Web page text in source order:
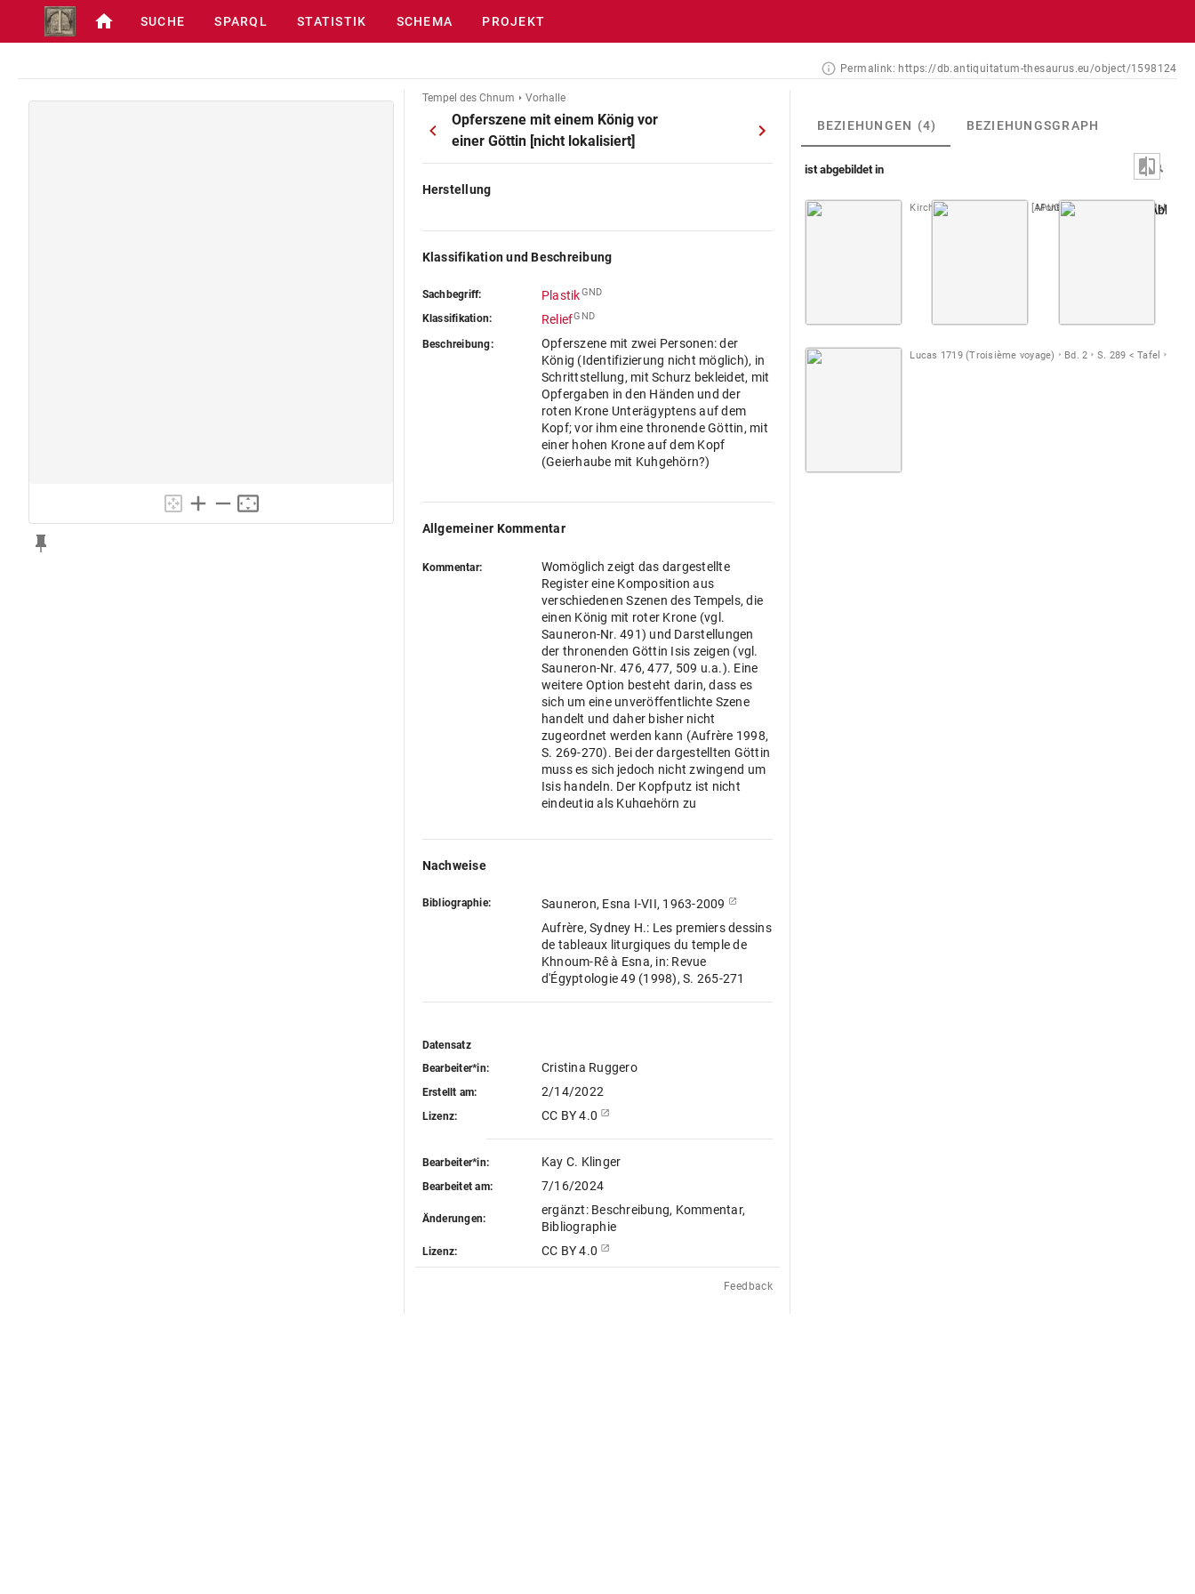
SUCHE SPARQL STATISTIK SCHEMA PROJEKT
Permalink: https://db.antiquitatum-thesaurus.eu/object/1598124
Tempel des Chnum Vorhalle
Opferszene mit einem König vor
einer Göttin [nicht lokalisiert]
Herstellung
Klassifikation und Beschreibung
Sachbegriff: PlastikGND
Klassifikation: ReliefGND
Beschreibung:
Opferszene mit zwei Personen: der
König (Identifizierung nicht möglich), in
Schrittstellung, mit Schurz bekleidet, mit
Opfergaben in den Händen und der
roten Krone Unterägyptens auf dem
Kopf; vor ihm eine thronende Göttin, mit
einer hohen Krone auf dem Kopf
(Geierhaube mit Kuhgehörn?)
Allgemeiner Kommentar
Kommentar:
Womöglich zeigt das dargestellte
Register eine Komposition aus
verschiedenen Szenen des Tempels, die
einen König mit roter Krone (vgl.
Sauneron-Nr. 491) und Darstellungen
der thronenden Göttin Isis zeigen (vgl.
Sauneron-Nr. 476, 477, 509 u.a.). Eine
weitere Option besteht darin, dass es
sich um eine unveröffentlichte Szene
handelt und daher bisher nicht
zugeordnet werden kann (Aufrère 1998,
S. 269-270). Bei der dargestellten Göttin
muss es sich jedoch nicht zwingend um
Isis handeln. Der Kopfputz ist nicht
eindeutig als Kuhgehörn zu
Uterussymbol der Göttin Tjenenet zeigen
Nachweise
Bibliographie:
Sauneron, Esna I-VII, 1963-2009
Aufrère, Sydney H.: Les premiers dessins
de tableaux liturgiques du temple de
Khnoum-Rê à Esna, in: Revue
d'Égyptologie 49 (1998), S. 265-271
Datensatz
Bearbeiter*in:
Cristina Ruggero
Erstellt am: 2/14/2022
Lizenz: CC BY 4.0
Bearbeiter*in: Kay C. Klinger
Bearbeitet am: 7/16/2024
Änderungen:
ergänzt: Beschreibung, Kommentar,
Bibliographie
Lizenz: CC BY 4.0
Feedback
BEZIEHUNGEN (4) BEZIEHUNGSGRAPH
ist abgebildet in
Kircher, Korrespondenz VI [APUG 560] Abb.
Montfaucon, Papiers de
Lucas 1719 (Troisième voyage) Bd. 2 S. 289 < Tafel